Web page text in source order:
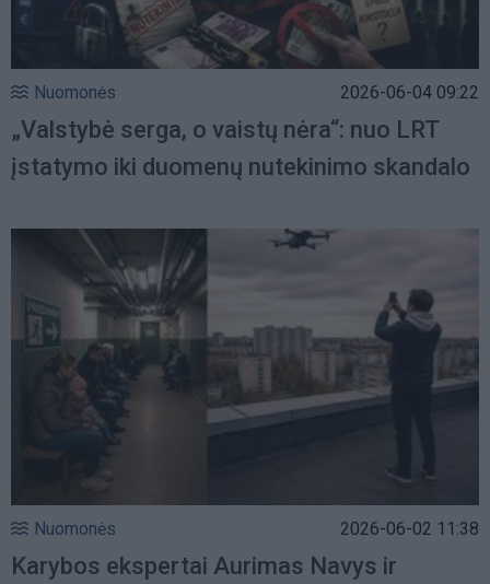
Nuomonės 2026-06-04 09:22
„Valstybė serga, o vaistų nėra“: nuo LRT
įstatymo iki duomenų nutekinimo skandalo
Nuomonės 2026-06-02 11:38
Karybos ekspertai Aurimas Navys ir